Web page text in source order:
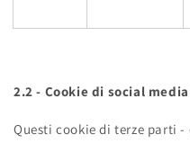
2.2 - Cookie di social
Questi cookie di terze parti